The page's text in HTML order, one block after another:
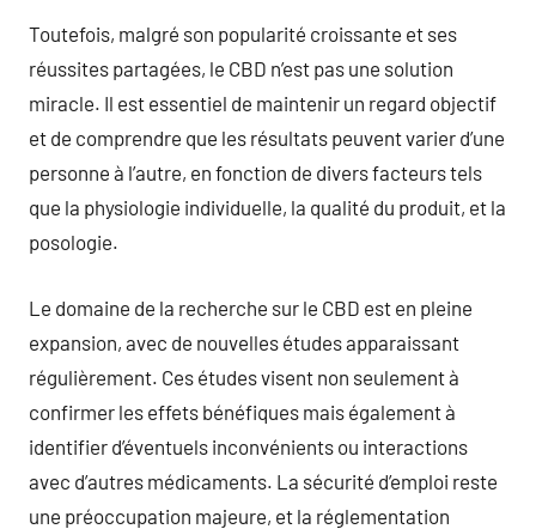
Toutefois, malgré son popularité croissante et ses
réussites partagées, le CBD n’est pas une solution
miracle. Il est essentiel de maintenir un regard objectif
et de comprendre que les résultats peuvent varier d’une
personne à l’autre, en fonction de divers facteurs tels
que la physiologie individuelle, la qualité du produit, et la
posologie.
Le domaine de la recherche sur le CBD est en pleine
expansion, avec de nouvelles études apparaissant
régulièrement. Ces études visent non seulement à
confirmer les effets bénéfiques mais également à
identifier d’éventuels inconvénients ou interactions
avec d’autres médicaments. La sécurité d’emploi reste
une préoccupation majeure, et la réglementation